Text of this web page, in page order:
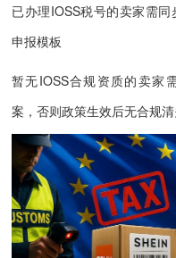
已办理IOSS税号的卖家需
申报模板
暂无IOSS合规资质的卖家
案，否则政策生效后无合规